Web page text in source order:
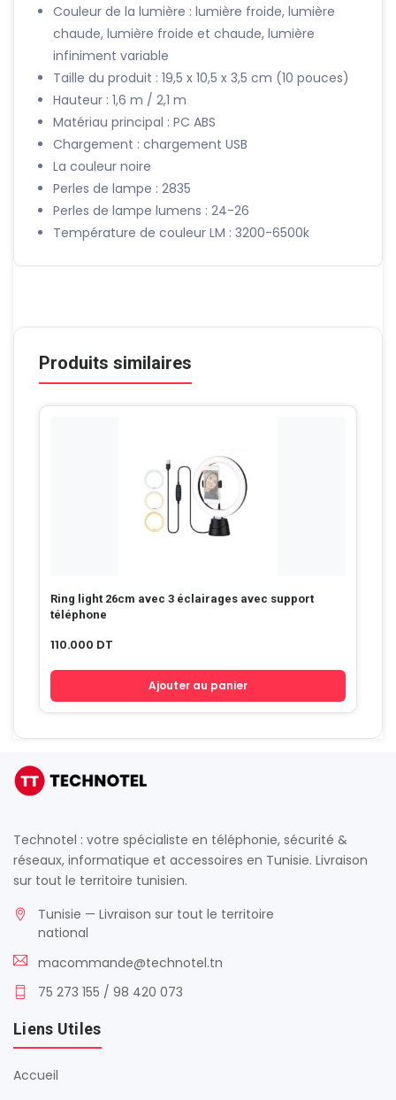
Couleur de la lumière : lumière froide, lumière
chaude, lumière froide et chaude, lumière
infiniment variable
Taille du produit : 19,5 x 10,5 x 3,5 cm (10 pouces)
Hauteur : 1,6 m / 2,1 m
Matériau principal : PC ABS
Chargement : chargement USB
La couleur noire
Perles de lampe : 2835
Perles de lampe lumens : 24-26
Température de couleur LM : 3200-6500k
Produits similaires
Ring light 26cm avec 3 éclairages avec support
téléphone
110.000 DT
Ajouter au panier
Technotel : votre spécialiste en téléphonie, sécurité &
réseaux, informatique et accessoires en Tunisie. Livraison
sur tout le territoire tunisien.
Tunisie — Livraison sur tout le territoire
national
macommande@technotel.tn
75 273 155 / 98 420 073
Liens Utiles
Accueil